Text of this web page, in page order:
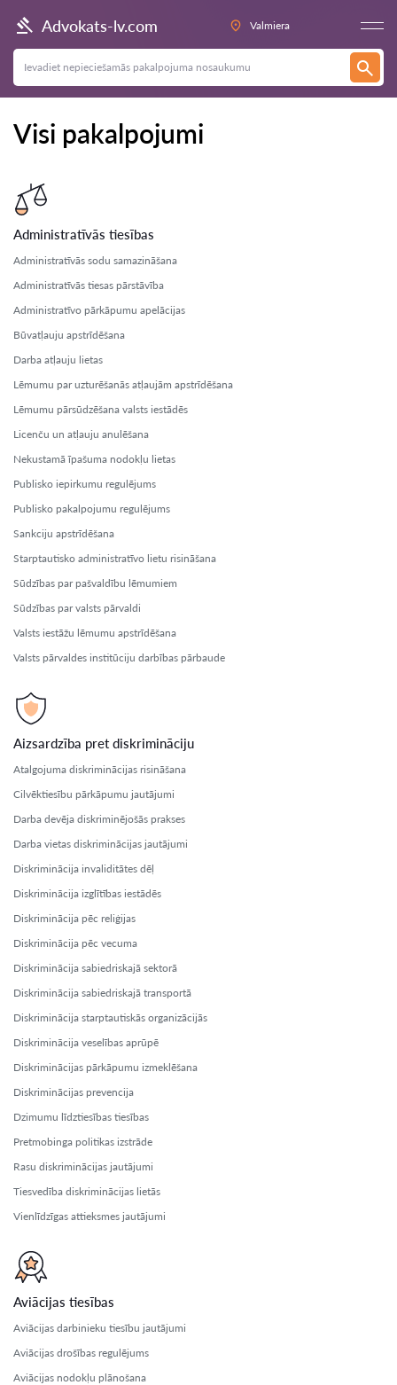
Advokats-lv.com Valmiera
Visi pakalpojumi
Administratīvās tiesības
Administratīvās sodu samazināšana
Administratīvās tiesas pārstāvība
Administratīvo pārkāpumu apelācijas
Būvatļauju apstrīdēšana
Darba atļauju lietas
Lēmumu par uzturēšanās atļaujām apstrīdēšana
Lēmumu pārsūdzēšana valsts iestādēs
Licenču un atļauju anulēšana
Nekustamā īpašuma nodokļu lietas
Publisko iepirkumu regulējums
Publisko pakalpojumu regulējums
Sankciju apstrīdēšana
Starptautisko administratīvo lietu risināšana
Sūdzības par pašvaldību lēmumiem
Sūdzības par valsts pārvaldi
Valsts iestāžu lēmumu apstrīdēšana
Valsts pārvaldes institūciju darbības pārbaude
Aizsardzība pret diskrimināciju
Atalgojuma diskriminācijas risināšana
Cilvēktiesību pārkāpumu jautājumi
Darba devēja diskriminējošās prakses
Darba vietas diskriminācijas jautājumi
Diskriminācija invaliditātes dēļ
Diskriminācija izglītības iestādēs
Diskriminācija pēc reliģijas
Diskriminācija pēc vecuma
Diskriminācija sabiedriskajā sektorā
Diskriminācija sabiedriskajā transportā
Diskriminācija starptautiskās organizācijās
Diskriminācija veselības aprūpē
Diskriminācijas pārkāpumu izmeklēšana
Diskriminācijas prevencija
Dzimumu līdztiesības tiesības
Pretmobinga politikas izstrāde
Rasu diskriminācijas jautājumi
Tiesvedība diskriminācijas lietās
Vienlīdzīgas attieksmes jautājumi
Aviācijas tiesības
Aviācijas darbinieku tiesību jautājumi
Aviācijas drošības regulējums
Aviācijas nodokļu plānošana